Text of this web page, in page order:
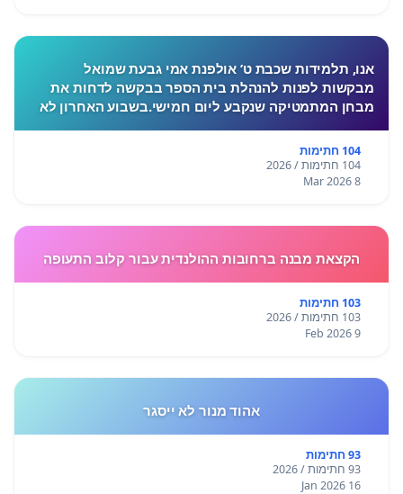
אנו, תלמידות שכבת ט’ אולפנת אמי גבעת שמואל
מבקשות לפנות להנהלת בית הספר בבקשה לדחות את
מבחן המתמטיקה שנקבע ליום חמישי.בשבוע האחרון לא
חוות לחץ, מתח ו
104 חתימות
104 חתימות / 2026
8 Mar 2026
הקצאת מבנה ברחובות ההולנדית עבור קלוב התעופה
103 חתימות
103 חתימות / 2026
9 Feb 2026
אהוד מנור לא ייסגר
93 חתימות
93 חתימות / 2026
16 Jan 2026